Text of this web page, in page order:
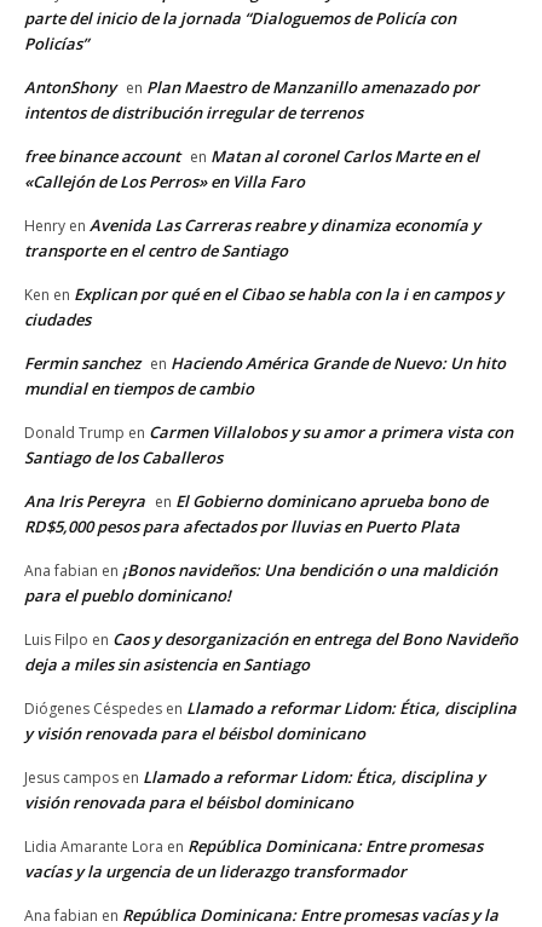
parte del inicio de la jornada “Dialoguemos de Policía con
Policías”
AntonShony en Plan Maestro de Manzanillo amenazado por
intentos de distribución irregular de terrenos
free binance account en Matan al coronel Carlos Marte en el
«Callejón de Los Perros» en Villa Faro
Henry en Avenida Las Carreras reabre y dinamiza economía y
transporte en el centro de Santiago
Ken en Explican por qué en el Cibao se habla con la i en campos y
ciudades
Fermin sanchez en Haciendo América Grande de Nuevo: Un hito
mundial en tiempos de cambio
Donald Trump en Carmen Villalobos y su amor a primera vista con
Santiago de los Caballeros
Ana Iris Pereyra en El Gobierno dominicano aprueba bono de
RD$5,000 pesos para afectados por lluvias en Puerto Plata
Ana fabian en ¡Bonos navideños: Una bendición o una maldición
para el pueblo dominicano!
Luis Filpo en Caos y desorganización en entrega del Bono Navideño
deja a miles sin asistencia en Santiago
Diógenes Céspedes en Llamado a reformar Lidom: Ética, disciplina
y visión renovada para el béisbol dominicano
Jesus campos en Llamado a reformar Lidom: Ética, disciplina y
visión renovada para el béisbol dominicano
Lidia Amarante Lora en República Dominicana: Entre promesas
vacías y la urgencia de un liderazgo transformador
Ana fabian en República Dominicana: Entre promesas vacías y la